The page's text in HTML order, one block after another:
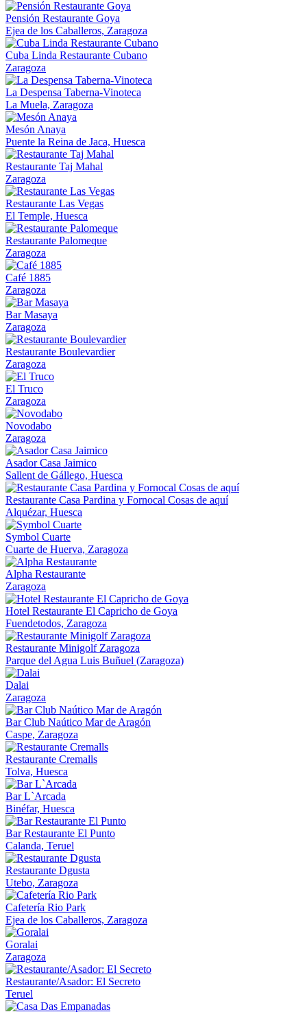
Pensión Restaurante Goya
Ejea de los Caballeros, Zaragoza
Cuba Linda Restaurante Cubano
Zaragoza
La Despensa Taberna-Vinoteca
La Muela, Zaragoza
Mesón Anaya
Puente la Reina de Jaca, Huesca
Restaurante Taj Mahal
Zaragoza
Restaurante Las Vegas
El Temple, Huesca
Restaurante Palomeque
Zaragoza
Café 1885
Zaragoza
Bar Masaya
Zaragoza
Restaurante Boulevardier
Zaragoza
El Truco
Zaragoza
Novodabo
Zaragoza
Asador Casa Jaimico
Sallent de Gállego, Huesca
Restaurante Casa Pardina y Fornocal Cosas de aquí
Alquézar, Huesca
Symbol Cuarte
Cuarte de Huerva, Zaragoza
Alpha Restaurante
Zaragoza
Hotel Restaurante El Capricho de Goya
Fuendetodos, Zaragoza
Restaurante Minigolf Zaragoza
Parque del Agua Luis Buñuel (Zaragoza)
Dalai
Zaragoza
Bar Club Naútico Mar de Aragón
Caspe, Zaragoza
Restaurante Cremalls
Tolva, Huesca
Bar L`Arcada
Binéfar, Huesca
Bar Restaurante El Punto
Calanda, Teruel
Restaurante Dgusta
Utebo, Zaragoza
Cafetería Rio Park
Ejea de los Caballeros, Zaragoza
Goralai
Zaragoza
Restaurante/Asador: El Secreto
Teruel